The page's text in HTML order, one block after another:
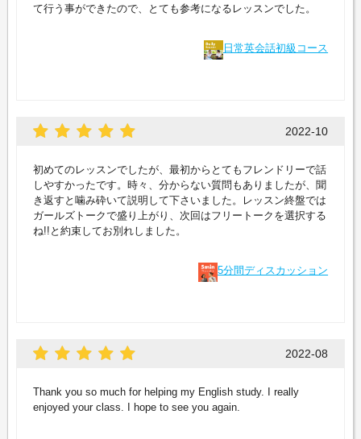
て行う事ができたので、とても参考になるレッスンでした。
日常英会話初級コース
2022-10
初めてのレッスンでしたが、最初からとてもフレンドリーで話
しやすかったです。時々、分からない質問もありましたが、聞
き返すと噛み砕いて説明して下さいました。レッスン終盤では
ガールズトークで盛り上がり、次回はフリートークを選択する
ね!!と約束してお別れしました。
5分間ディスカッション
2022-08
Thank you so much for helping my English study. I really
enjoyed your class. I hope to see you again.